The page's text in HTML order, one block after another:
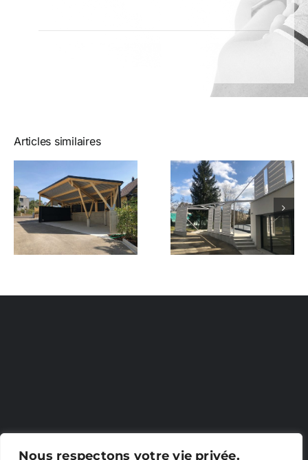
Nous respectons votre vie privée.
Articles similaires
Claustra à
Muespach-
le-Haut
Nouveau
projet